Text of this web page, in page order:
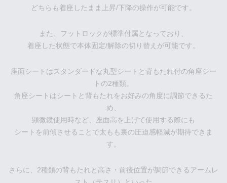
どちらも着座したまま上昇/下降の操作が可能です。
また、フットロックが標準付属となっており、
着座した状態で本体固定/解除の切り替えが可能です。
座面シートはスタンダードな丸型シートと背もたれ付の角座シー
トの2種類。
角座シートはシートと背もたれをお好みの角度に調節できるた
め、
顕微鏡使用時など、座面高を上げて使用する際にも
シートを前傾させることで太もも裏の圧迫感軽減が期待できま
す。
さらに、2種類の背もたれと高さ・前後位置が調節できるアームレ